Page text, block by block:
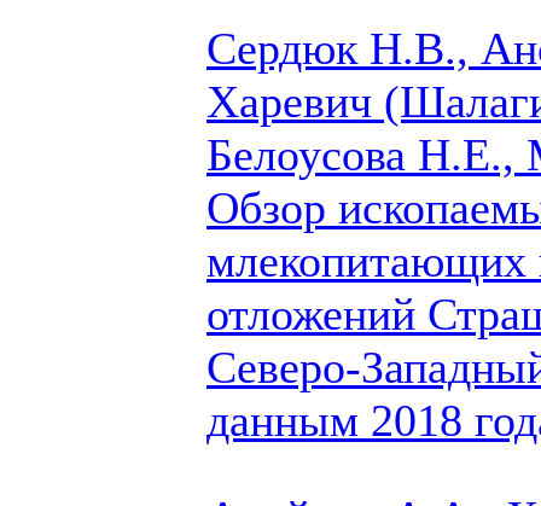
Сердюк Н.В.,
Харевич
Белоусова Н.Е.,
Обзор
млекопитающих
отложений
Северо-
данным 2018